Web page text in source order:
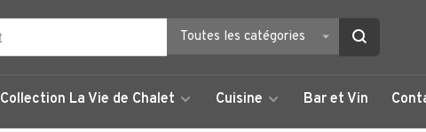
Toutes les catégories
Collection La Vie de Chalet Cuisine Bar et Vin